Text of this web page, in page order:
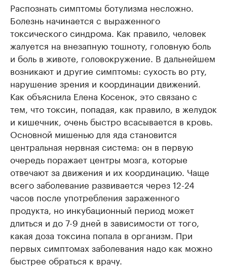
Распознать симптомы ботулизма несложно.
Болезнь начинается с выраженного
токсического синдрома. Как правило, человек
жалуется на внезапную тошноту, головную боль
и боль в животе, головокружение. В дальнейшем
возникают и другие симптомы: сухость во рту,
нарушение зрения и координации движений.
Как объяснила Елена Косенок, это связано с
тем, что токсин, попадая, как правило, в желудок
и кишечник, очень быстро всасывается в кровь.
Основной мишенью для яда становится
центральная нервная система: он в первую
очередь поражает центры мозга, которые
отвечают за движения и их координацию. Чаще
всего заболевание развивается через 12-24
часов после употребления зараженного
продукта, но инкубационный период может
длиться и до 7-9 дней в зависимости от того,
какая доза токсина попала в организм. При
первых симптомах заболевания надо как можно
быстрее обраться к врачу.